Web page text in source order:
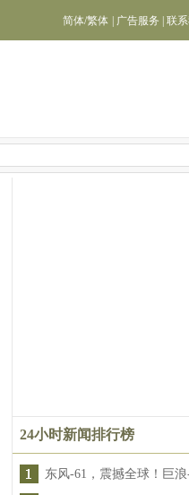
简体/繁体 广告服务 联
24小时新闻排行榜
东风-61，震撼全球！巨